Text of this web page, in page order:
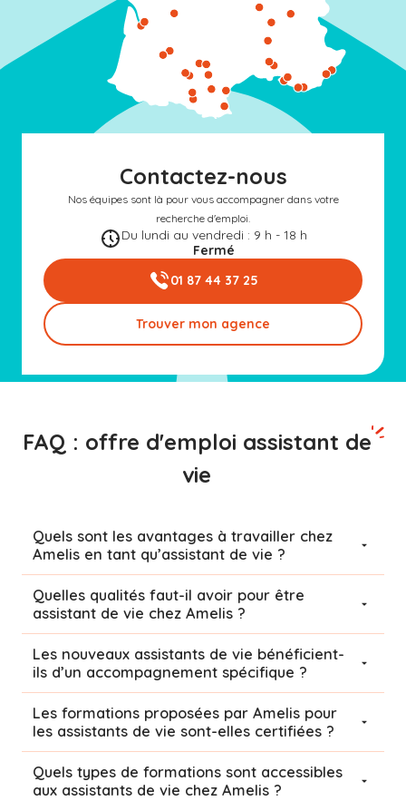
Contactez-nous
Nos équipes sont là pour vous accompagner dans votre
recherche d'emploi.
Du lundi au vendredi : 9 h - 18 h
Fermé
01 87 44 37 25
Trouver mon agence
FAQ : offre d'emploi assistant de
vie
Quels sont les avantages à travailler chez
Amelis en tant qu’assistant de vie ?
Quelles qualités faut-il avoir pour être
assistant de vie chez Amelis ?
Les nouveaux assistants de vie bénéficient-
ils d’un accompagnement spécifique ?
Les formations proposées par Amelis pour
les assistants de vie sont-elles certifiées ?
Quels types de formations sont accessibles
aux assistants de vie chez Amelis ?